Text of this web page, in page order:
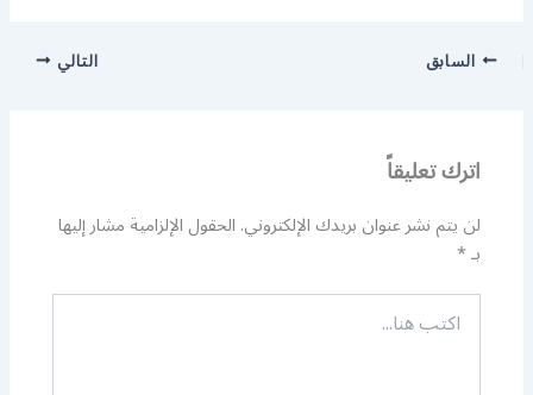
السابق التالي
اترك تعليقاً
لن يتم نشر عنوان بريدك الإلكتروني.الحقول الإلزامية مشار إليها
بـ*
اكتب
هنا...